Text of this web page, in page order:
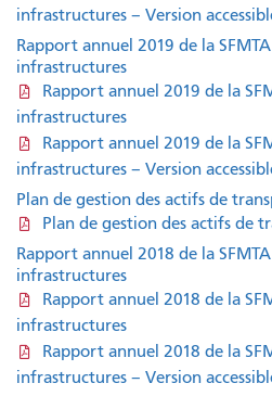
infrastructures – Version
Rapport annuel 2019 de la
infrastructures
Rapport annuel 2019 de la
infrastructures
Rapport annuel 2019 de la
infrastructures – Version
Plan de gestion des actifs de
Plan de gestion des actifs de
Rapport annuel 2018 de la
infrastructures
Rapport annuel 2018 de la
infrastructures
Rapport annuel 2018 de la
infrastructures – Version